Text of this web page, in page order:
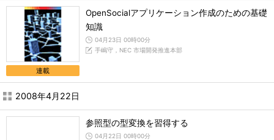
連載
OpenSocialアプリケーション作成のための基礎
知識
04月23日 00時00分
手嶋守，NEC 市場開発推進本部
2008年4月22日
参照型の型変換を習得する
04月22日 00時00分